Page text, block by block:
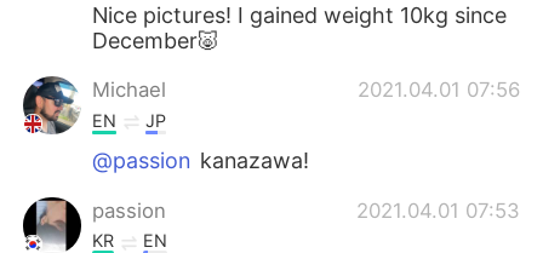
Nice pictures! I gained weight 10kg since
December🐷
Michael 2021.04.01 07:56
EN JP
@passion kanazawa!
passion 2021.04.01 07:53
KR EN